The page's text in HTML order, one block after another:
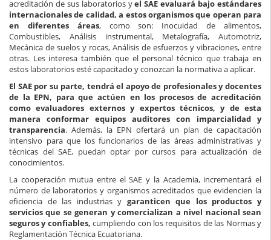
acreditación de sus laboratorios yel SAE evaluará bajo estándares
internacionales de calidad, a estos organismos que operan para
en diferentes áreas, como son: Inocuidad de alimentos,
Combustibles, Análisis instrumental, Metalografía, Automotriz,
Mecánica de suelos y rocas, Análisis de esfuerzos y vibraciones, entre
otras. Les interesa también que el personal técnico que trabaja en
estos laboratorios esté capacitado y conozcan la normativa a aplicar.
El SAE por su parte, tendrá el apoyo de profesionales y docentes
de la EPN, para que actúen en los procesos de acreditación
como evaluadores externos y expertos técnicos, y de esta
manera conformar equipos auditores con imparcialidad y
transparencia. Además, la EPN ofertará un plan de capacitación
intensivo para que los funcionarios de las áreas administrativas y
técnicas del SAE, puedan optar por cursos para actualización de
conocimientos.
La cooperación mutua entre el SAE y la Academia, incrementará el
número de laboratorios y organismos acreditados que evidencien la
eficiencia de las industrias y garanticen que los productos y
servicios que se generan y comercializan a nivel nacional sean
seguros y confiables, cumpliendo con los requisitos de las Normas y
Reglamentación Técnica Ecuatoriana.